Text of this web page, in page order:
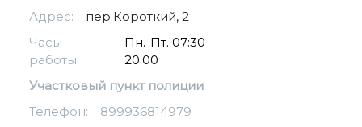
Адрес:
пер.Короткий, 2
Часы
работы:
Пн.-Пт. 07:30–
20:00
Участковый пункт полиции
Телефон:
899936814979